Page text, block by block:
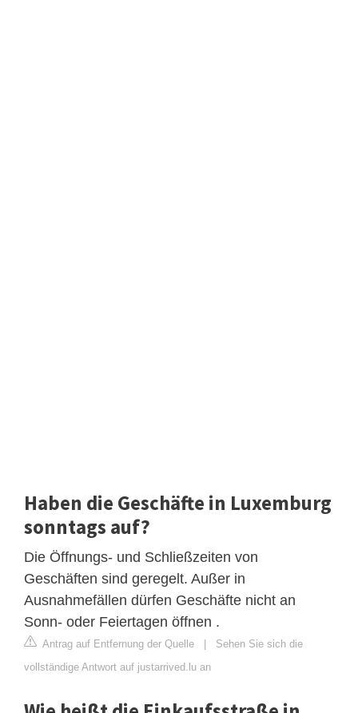
Haben die Geschäfte in Luxemburg
sonntags auf?
Die Öffnungs- und Schließzeiten von
Geschäften sind geregelt. Außer in
Ausnahmefällen dürfen Geschäfte nicht an
Sonn- oder Feiertagen öffnen .
Antrag auf Entfernung der Quelle | Sehen Sie sich die
vollständige Antwort auf justarrived.lu an